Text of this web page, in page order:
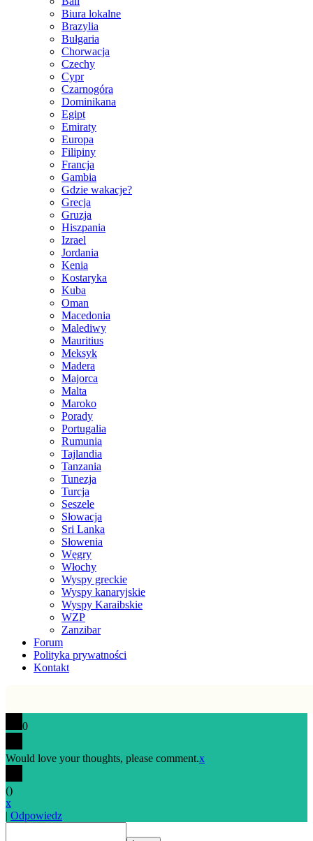
Biura lokalne
Brazylia
Bułgaria
Chorwacja
Czechy
Cypr
Czarnogóra
Dominikana
Egipt
Emiraty
Europa
Filipiny
Francja
Gambia
Gdzie wakacje?
Grecja
Gruzja
Hiszpania
Izrael
Jordania
Kenia
Kostaryka
Kuba
Oman
Macedonia
Malediwy
Mauritius
Meksyk
Madera
Majorca
Malta
Maroko
Porady
Portugalia
Rumunia
Tajlandia
Tanzania
Tunezja
Turcja
Seszele
Słowacja
Sri Lanka
Słowenia
Węgry
Włochy
Wyspy greckie
Wyspy kanaryjskie
Wyspy Karaibskie
WZP
Zanzibar
Forum
Polityka prywatności
Kontakt
0
Would love your thoughts, please comment.x
()
x
| Odpowiedz